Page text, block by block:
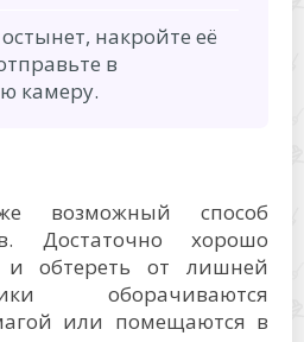
накройте её
в
камеру.
возможный способ
Достаточно хорошо
обтереть от лишней
оборачиваются
или помещаются в